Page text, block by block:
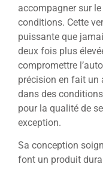
accompagner sur
conditions. Cette
puissante que
deux fois plus
compromettre
précision en fait un
dans des
pour la qualité de
exception.
Sa conception
font un produit